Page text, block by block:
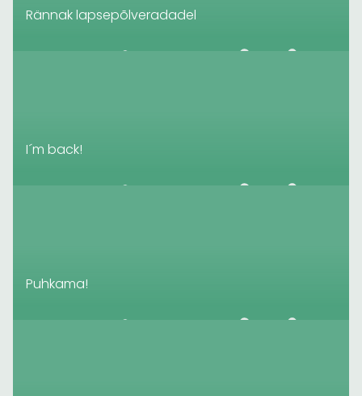
Rännak lapsepõlveradadel
I´m back!
Puhkama!